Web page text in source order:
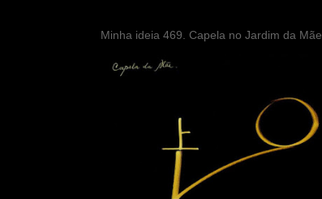
Minha ideia 469. Capela no Jardim da Mãe